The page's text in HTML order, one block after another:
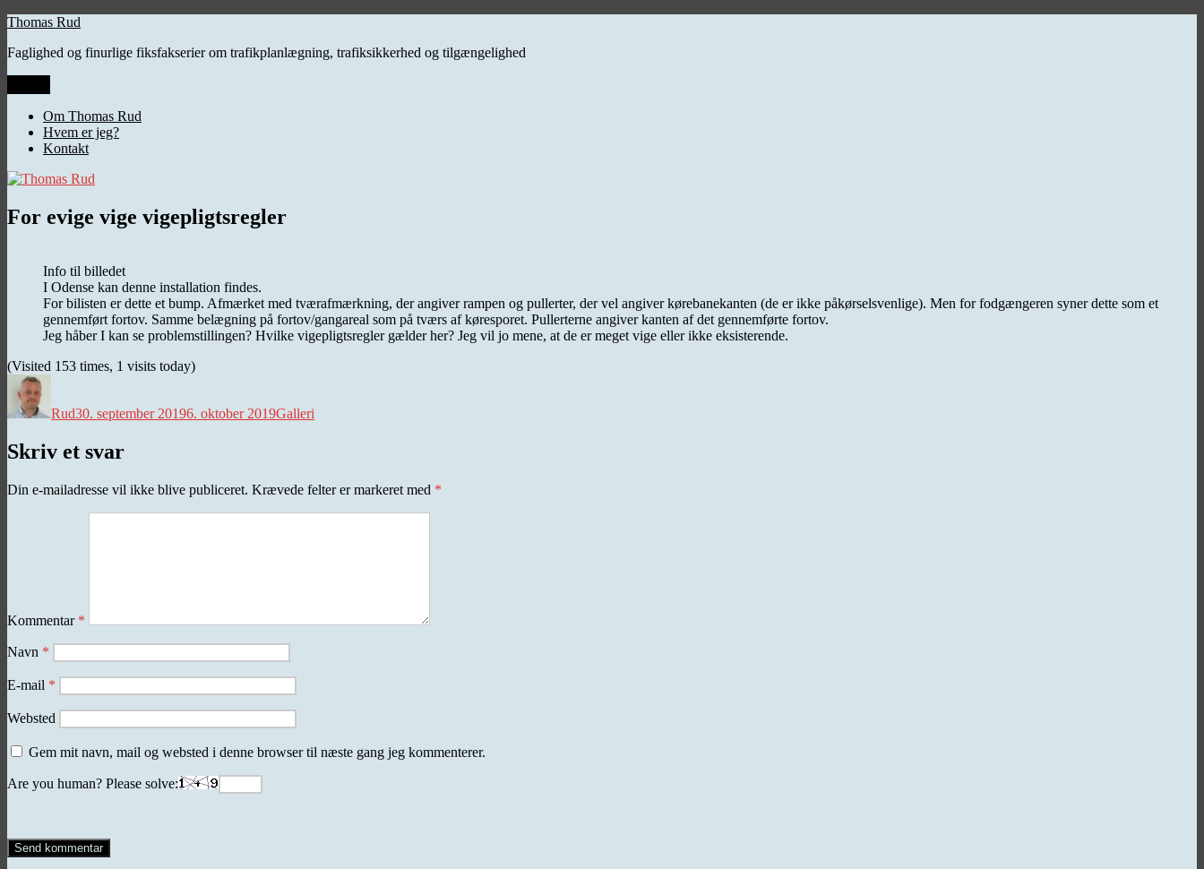
Videre
indhold
Thomas Rud
Faglighed og finurlige fiksfakserier om trafikplanlægning, trafiksikkerhed og tilgængelighed
Om Thomas Rud
Hvem er jeg?
Kontakt
For evige vige vigepligtsregler
Info til billedet
I Odense kan denne installation findes.
For bilisten er dette et bump. Afmærket med tværafmærkning, der angiver rampen og pullerter, der vel angiver kørebanekanten (de er ikke påkørselsvenlige). Men for fodgængeren syner dette som et
gennemført fortov. Samme belægning på fortov/gangareal som på tværs af køresporet. Pullerterne angiver kanten af det gennemførte fortov.
Jeg håber I kan se problemstillingen? Hvilke vigepligtsregler gælder her? Jeg vil jo mene, at de er meget vige eller ikke eksisterende.
(Visited 153 times, 1 visits today)
Rud30. september 20196. oktober 2019Galleri
Skriv et svar
Din e-mailadresse vil ikke blive publiceret. Krævede felter er markeret med *
Kommentar *
Navn *
E-mail *
Websted
Gem mit navn, mail og websted i denne browser til næste gang jeg kommenterer.
Are you human? Please solve: